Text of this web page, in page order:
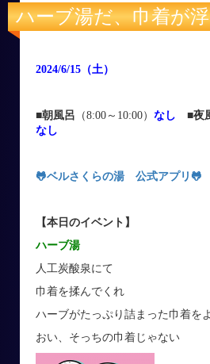
ハーブ湯だ、巾着が
2024/6/15 （土 ）
■朝風呂 （8:00～10:00） なし ■夜
なし
🐸ベルさくらの湯 公式アプリ 🐸
【本日のイベント】
ハーブ湯
人工炭酸泉にて
巾着を揉んでくれ
ハーブがたっぷり詰まった巾着をよ
おい、そっちの巾着じゃない